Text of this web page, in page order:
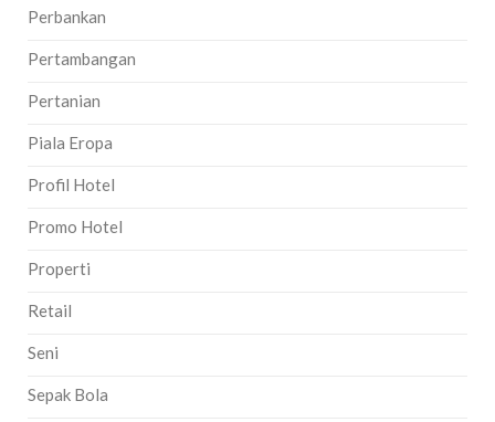
Perbankan
Pertambangan
Pertanian
Piala Eropa
Profil Hotel
Promo Hotel
Properti
Retail
Seni
Sepak Bola